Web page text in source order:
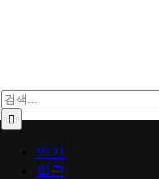
검색:
인기
최근